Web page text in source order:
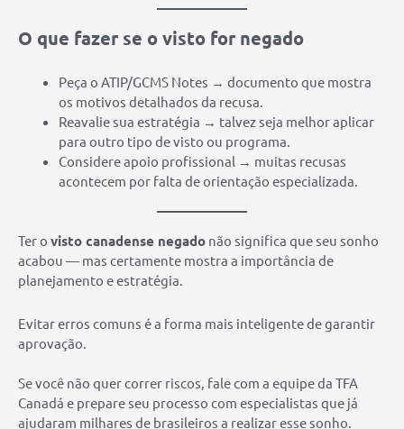
O que fazer se o visto for negado
Peça o ATIP/GCMS Notes → documento que mostra
os motivos detalhados da recusa.
Reavalie sua estratégia → talvez seja melhor aplicar
para outro tipo de visto ou programa.
Considere apoio profissional → muitas recusas
acontecem por falta de orientação especializada.
Ter o visto canadense negado não significa que seu sonho
acabou — mas certamente mostra a importância de
planejamento e estratégia.
Evitar erros comuns é a forma mais inteligente de garantir
aprovação.
Se você não quer correr riscos, fale com a equipe da TFA
Canadá e prepare seu processo com especialistas que já
ajudaram milhares de brasileiros a realizar esse sonho.